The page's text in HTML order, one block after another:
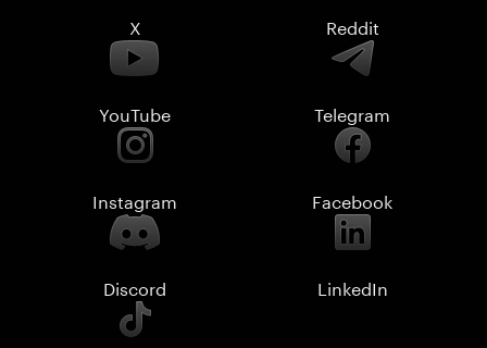
X Reddit
YouTube Telegram
Instagram Facebook
Discord LinkedIn